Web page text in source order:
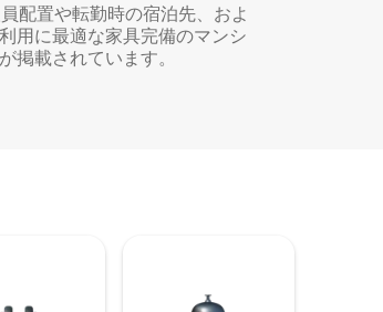
配置や転勤時の宿泊先、およ
用に最適な家具完備のマンシ
掲載されています。